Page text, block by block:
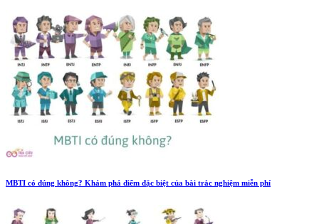
MBTI có đúng không? Khám phá điểm đặc biệt của bài trắc nghiệm miễn phí